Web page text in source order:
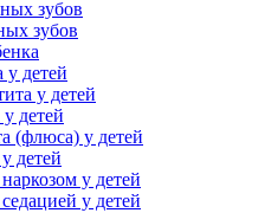
зубов
зубов
у детей
у детей
детей
(флюса) у детей
детей
у детей
у детей